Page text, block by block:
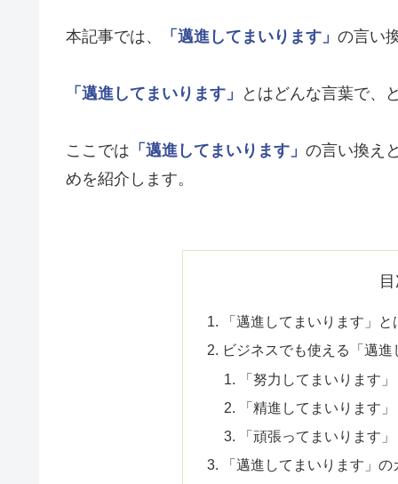
本記事では、 「邁進してまいります」 の言い
「邁進してまいります」 とはどんな言葉で、
ここでは 「邁進してまいります」 の言い換え
めを紹介します。
「邁進してまいります」
ビジネスでも使える「邁
「努力してまいります」
「精進してまいります」
「頑張ってまいります」
「邁進してまいります」